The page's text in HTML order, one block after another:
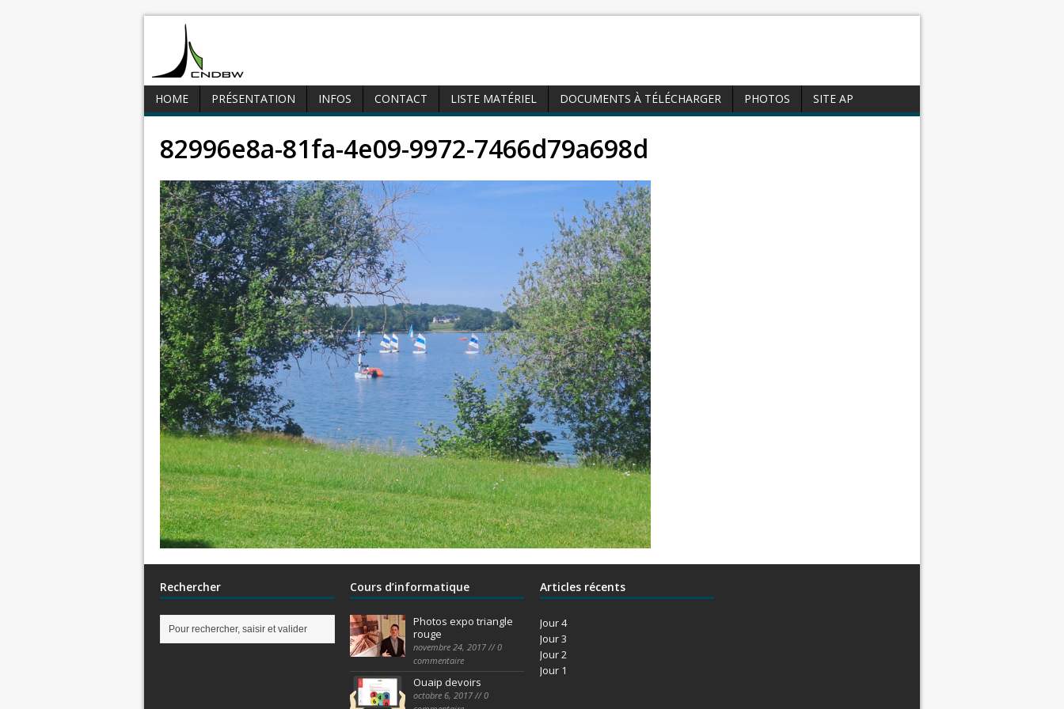
HOME PRÉSENTATION INFOS CONTACT LISTE MATÉRIEL DOCUMENTS À TÉLÉCHARGER PHOTOS SITE AP
82996e8a-81fa-4e09-9972-7466d79a698d
Rechercher Cours d’informatique
Photos expo triangle
rouge
novembre 24, 2017 // 0
commentaire
Ouaip devoirs
octobre 6, 2017 // 0
Articles récents
Jour 4
Jour 3
Jour 2
Jour 1